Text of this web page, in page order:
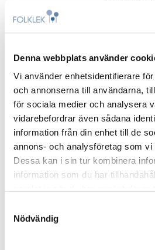
Denna webbplats använder
Vi använder enhetsidentifierare
och annonserna till användarna,
för sociala medier och analysera
vidarebefordrar även sådana
information från din enhet till de
annons- och analysföretag som vi
Dessa kan i sin tur kombinera
information som du har
Nödvändig
79.500kr
Art.nr: FL-
Multiarena i stål
425.000 kr
Lägg till i